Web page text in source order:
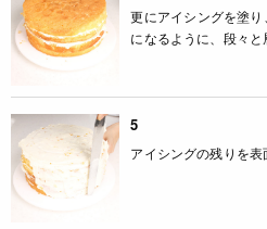
更にアイシングを塗
になるように、段々と
5
アイシングの残りを